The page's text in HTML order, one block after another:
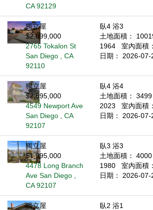
CA 92129
獨立屋
$2,099,000
2765 Tokalon St
San Diego , CA
92110
臥4 浴3
土地面積：
1964
室內面積
日期： 2026-07-
獨立屋
$2,895,000
4549 Newport Ave
San Diego , CA
92107
臥4 浴4
土地面積：
2023
室內面積
日期： 2026-07-
獨立屋
$1,995,000
4478 Long Branch
Ave San Diego ,
CA 92107
臥3 浴3
土地面積：
1980
室內面積
日期： 2026-07-
獨立屋
臥2 浴1